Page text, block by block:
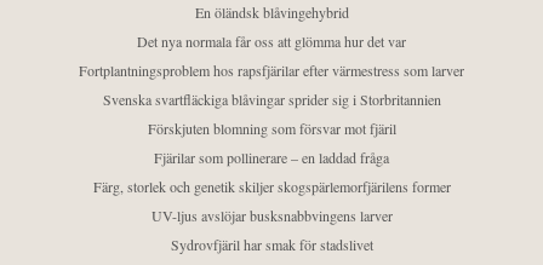
En öländsk blåvingehybrid
Det nya normala får oss att glömma hur det var
Fortplantningsproblem hos rapsfjärilar efter värmestress som larver
Svenska svartfläckiga blåvingar sprider sig i Storbritannien
Förskjuten blomning som försvar mot fjäril
Fjärilar som pollinerare – en laddad fråga
Färg, storlek och genetik skiljer skogspärlemorfjärilens former
UV-ljus avslöjar busksnabbvingens larver
Sydrovfjäril har smak för stadslivet